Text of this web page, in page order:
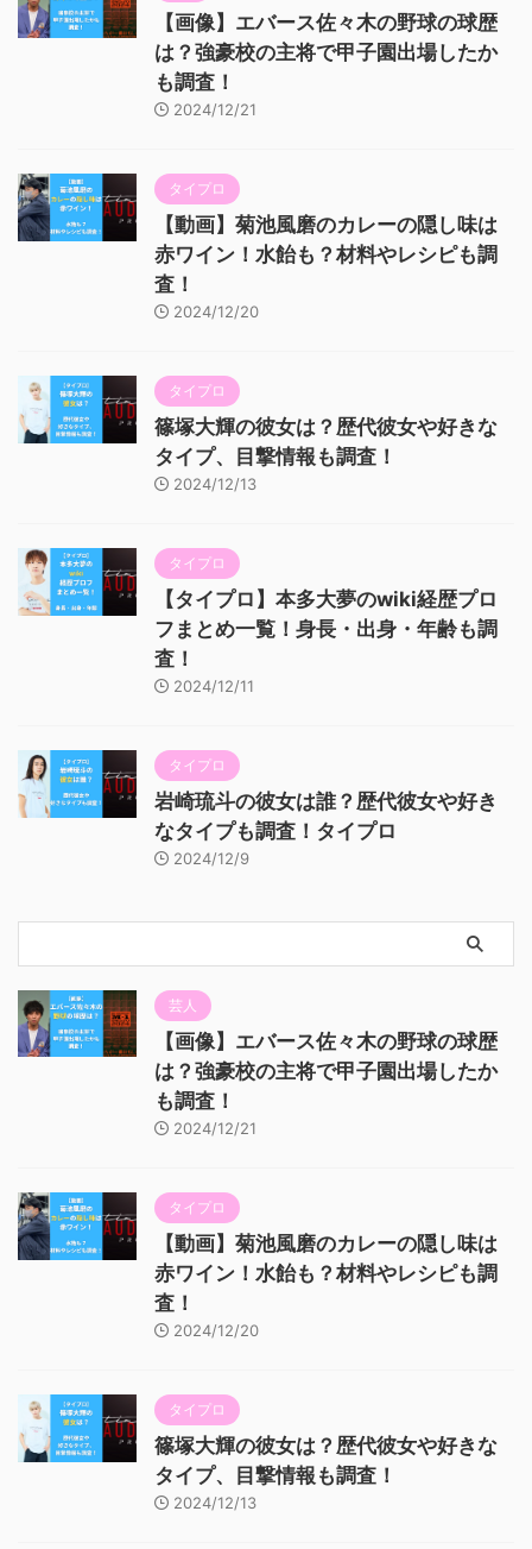
【画像】エバース佐々木の野球の球歴
は？強豪校の主将で甲子園出場したか
も調査！
2024/12/21
タイプロ
【動画】菊池風磨のカレーの隠し味は
赤ワイン！水飴も？材料やレシピも調
査！
2024/12/20
タイプロ
篠塚大輝の彼女は？歴代彼女や好きな
タイプ、目撃情報も調査！
2024/12/13
タイプロ
【タイプロ】本多大夢のwiki経歴プロ
フまとめ一覧！身長・出身・年齢も調
査！
2024/12/11
タイプロ
岩崎琉斗の彼女は誰？歴代彼女や好き
なタイプも調査！タイプロ
2024/12/9
芸人
【画像】エバース佐々木の野球の球歴
は？強豪校の主将で甲子園出場したか
も調査！
2024/12/21
タイプロ
【動画】菊池風磨のカレーの隠し味は
赤ワイン！水飴も？材料やレシピも調
査！
2024/12/20
タイプロ
篠塚大輝の彼女は？歴代彼女や好きな
タイプ、目撃情報も調査！
2024/12/13